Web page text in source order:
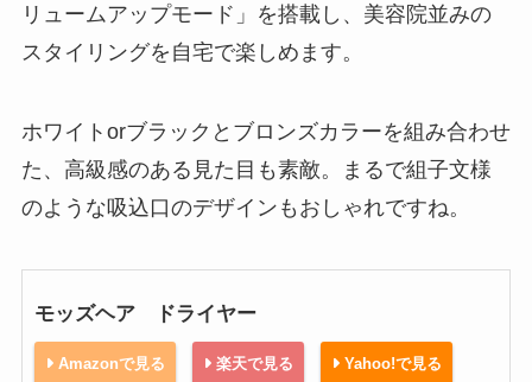
リュームアップモード」を搭載し、美容院並みの
スタイリングを自宅で楽しめます。
ホワイトorブラックとブロンズカラーを組み合わせ
た、高級感のある見た目も素敵。まるで組子文様
のような吸込口のデザインもおしゃれですね。
モッズヘア ドライヤー
Amazonで見る 楽天で見る Yahoo!で見る